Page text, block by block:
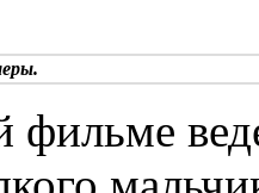
фильме